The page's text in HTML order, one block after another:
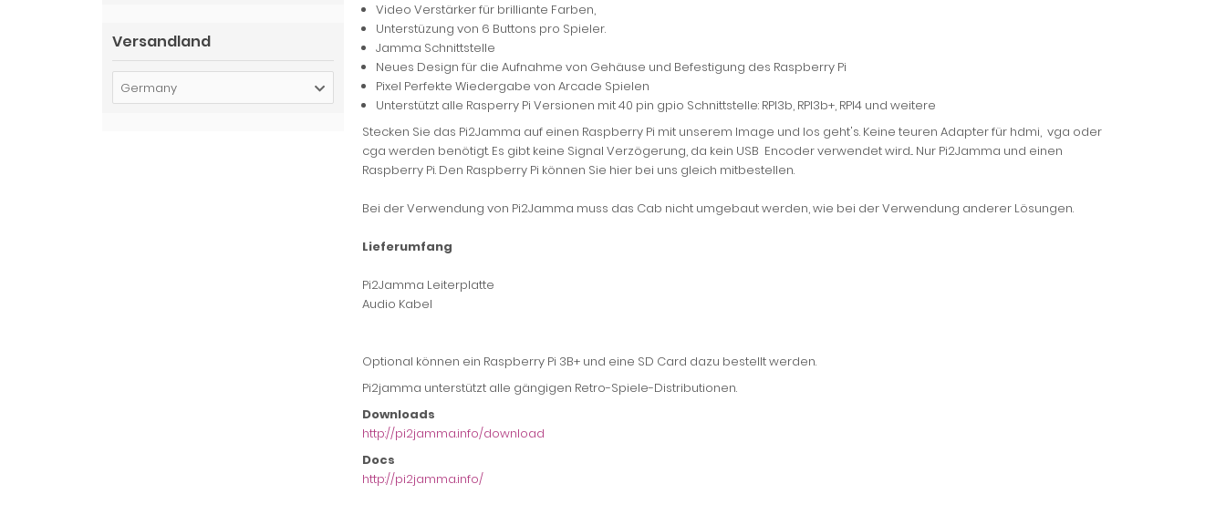
Video Verstärker für brilliante Farben,
Unterstüzung von 6 Buttons pro Spieler.
Jamma Schnittstelle
Neues Design für die Aufnahme von Gehäuse und Befestigung des Raspberry Pi
Pixel Perfekte Wiedergabe von Arcade Spielen
Unterstützt alle Rasperry Pi Versionen mit 40 pin gpio Schnittstelle: RPI3b, RPI3b+, RPI4 und weitere
Stecken Sie das Pi2Jamma auf einen Raspberry Pi mit unserem Image und los geht's. Keine teuren Adapter für hdmi, vga oder
cga werden benötigt. Es gibt keine Signal Verzögerung, da kein USB Encoder verwendet wird... Nur Pi2Jamma und einen
Raspberry Pi. Den Raspberry Pi können Sie hier bei uns gleich mitbestellen.
Bei der Verwendung von Pi2Jamma muss das Cab nicht umgebaut werden, wie bei der Verwendung anderer Lösungen.
Lieferumfang
Pi2Jamma Leiterplatte
Audio Kabel
Optional können ein Raspberry Pi 3B+ und eine SD Card dazu bestellt werden.
Pi2jamma unterstützt alle gängigen Retro-Spiele-Distributionen.
Downloads
http://pi2jamma.info/download
Docs
http://pi2jamma.info/
Versandland
Germany